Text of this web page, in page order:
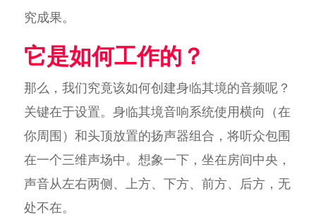
究成果。
它是如何工作的？
那么，我们究竟该如何创建身临其境的音频呢？
关键在于设置。身临其境音响系统使用横向（在
你周围）和头顶放置的扬声器组合，将听众包围
在一个三维声场中。想象一下，坐在房间中央，
声音从左右两侧、上方、下方、前方、后方，无
处不在。